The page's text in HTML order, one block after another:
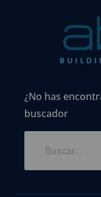
¿No has
buscador